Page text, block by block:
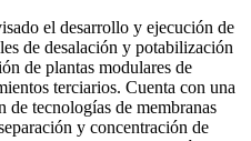
el desarrollo y ejecución de
de desalación y potabilización
de plantas modulares de
terciarios. Cuenta con una
de tecnologías de membranas
y concentración de